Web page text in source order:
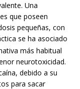
Una
que poseen
pequeñas, con
se ha asociado
más habitual
neurotoxicidad.
debido a su
para sacar